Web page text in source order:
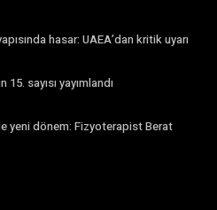
hasar: UAEA’dan kritik uyarı
sayısı yayımlandı
yeni dönem: Fizyoterapist Berat